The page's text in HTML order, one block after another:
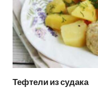
Тефтели из судака